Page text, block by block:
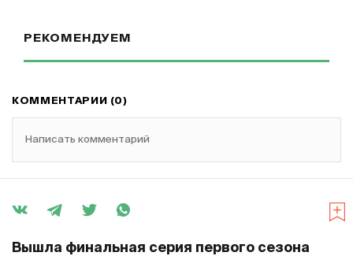
РЕКОМЕНДУЕМ
КОММЕНТАРИИ (0)
Написать комментарий
Вышла финальная серия первого сезона